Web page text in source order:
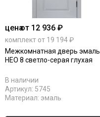
ценаот 12 936 ₽
комплект от 19 194 ₽
Межкомнатная дверь эмаль
НЕО 8 светло-серая глухая
В наличии
Артикул: 5745
Материал: эмаль